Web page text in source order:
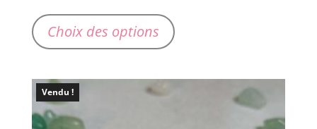
Choix des options
produit
variations.
Vendu !